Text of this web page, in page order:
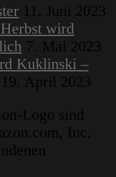
11. Juni 2023
wird
7. Mai 2023
Kuklinski –
19. April 2023
Logo sind
Inc.